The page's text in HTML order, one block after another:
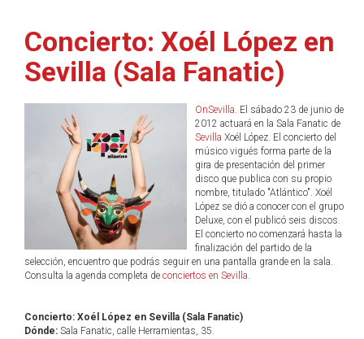
Concierto: Xoél López en
Sevilla (Sala Fanatic)
OnSevilla. El sábado 23 de junio de
2012 actuará en la Sala Fanatic de
Sevilla Xoél López. El concierto del
músico vigués forma parte de la
gira de presentación del primer
disco que publica con su propio
nombre, titulado "Atlántico". Xoél
López se dió a conocer con el grupo
Deluxe, con el publicó seis discos.
El concierto no comenzará hasta la
finalización del partido de la
selección, encuentro que podrás seguir en una pantalla grande en la sala.
Consulta la agenda completa de conciertos en Sevilla.
Concierto: Xoél López en Sevilla (Sala Fanatic)
Dónde: Sala Fanatic, calle Herramientas, 35.